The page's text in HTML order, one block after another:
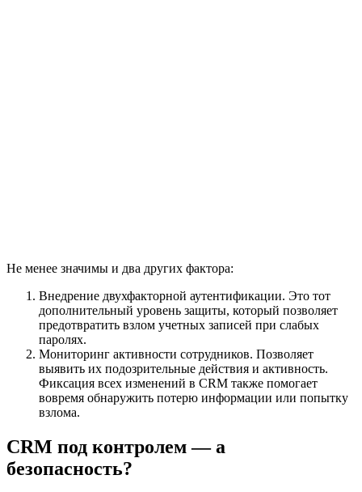
Не менее значимы и два других фактора:
Внедрение двухфакторной аутентификации. Это тот
дополнительный уровень защиты, который позволяет
предотвратить взлом учетных записей при слабых
паролях.
Мониторинг активности сотрудников. Позволяет
выявить их подозрительные действия и активность.
Фиксация всех изменений в CRM также помогает
вовремя обнаружить потерю информации или попытку
взлома.
CRM под контролем — а
безопасность?